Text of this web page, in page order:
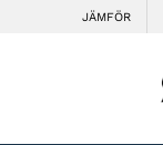
JÄMFÖR